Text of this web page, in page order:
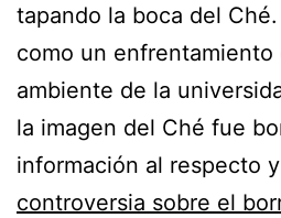
tapando la boca del
como un
ambiente de la
la imagen del Ché fue
información al respecto
controversia sobre el